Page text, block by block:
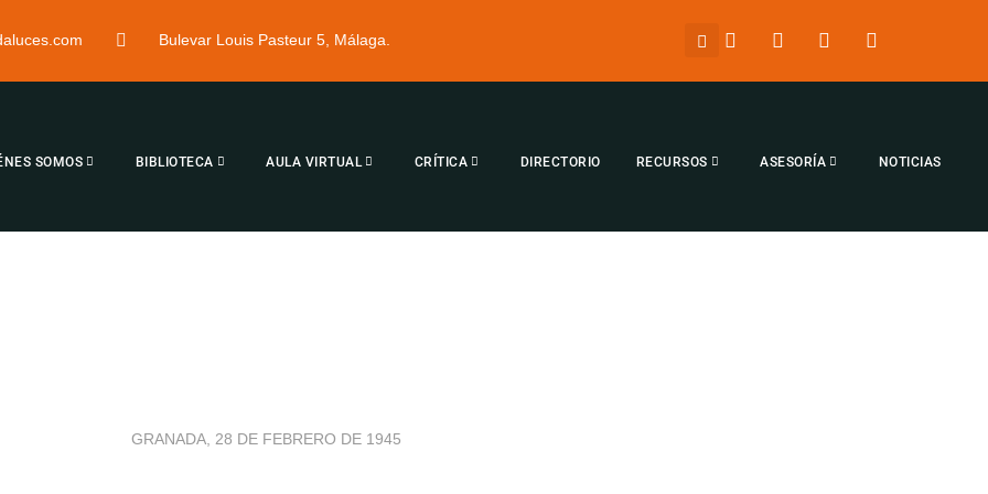
Bulevar Louis Pasteur 5, Málaga.
SOMOS BIBLIOTECA AULA VIRTUAL CRÍTICA DIRECTORIO RECURSOS ASESORÍA NOTICIAS
GRANADA, 28 DE FEBRERO DE 1945